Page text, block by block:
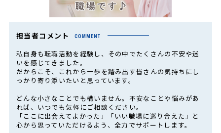
担当者コメント COMMENT
私自身も転職活動を経験し、その中でたくさんの不安や迷
いを感じてきました。
だからこそ、これから一歩を踏み出す皆さんの気持ちにし
っかり寄り添いたいと思っています。
どんな小さなことでも構いません。不安なことや悩みがあ
れば、いつでも気軽にご相談ください。
「ここに出会えてよかった」「いい職場に巡り合えた」と
心から思っていただけるよう、全力でサポートします。